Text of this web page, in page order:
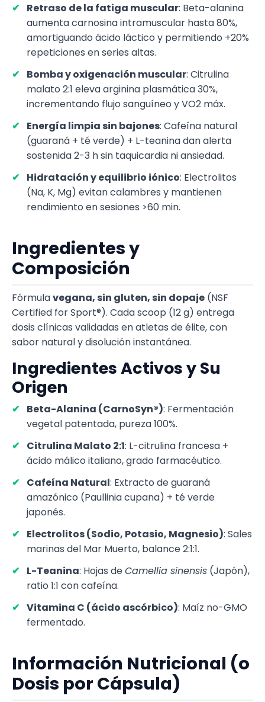
Retraso de la fatiga muscular: Beta-alanina
aumenta carnosina intramuscular hasta 80%,
amortiguando ácido láctico y permitiendo +20%
repeticiones en series altas.
Bomba y oxigenación muscular: Citrulina
malato 2:1 eleva arginina plasmática 30%,
incrementando flujo sanguíneo y VO2 máx.
Energía limpia sin bajones: Cafeína natural
(guaraná + té verde) + L-teanina dan alerta
sostenida 2-3 h sin taquicardia ni ansiedad.
Hidratación y equilibrio iónico: Electrolitos
(Na, K, Mg) evitan calambres y mantienen
rendimiento en sesiones >60 min.
Ingredientes y
Composición
Fórmulavegana, sin gluten, sin dopaje (NSF
Certified for Sport®). Cada scoop (12 g) entrega
dosis clínicas validadas en atletas de élite, con
sabor natural y disolución instantánea.
Ingredientes Activos y Su
Origen
Beta-Alanina (CarnoSyn®): Fermentación
vegetal patentada, pureza 100%.
Citrulina Malato 2:1: L-citrulina francesa +
ácido málico italiano, grado farmacéutico.
Cafeína Natural: Extracto de guaraná
amazónico (Paullinia cupana) + té verde
japonés.
Electrolitos (Sodio, Potasio, Magnesio): Sales
marinas del Mar Muerto, balance 2:1:1.
L-Teanina: Hojas deCamellia sinensis (Japón),
ratio 1:1 con cafeína.
Vitamina C (ácido ascórbico): Maíz no-GMO
fermentado.
Información Nutricional (o
Dosis por Cápsula)